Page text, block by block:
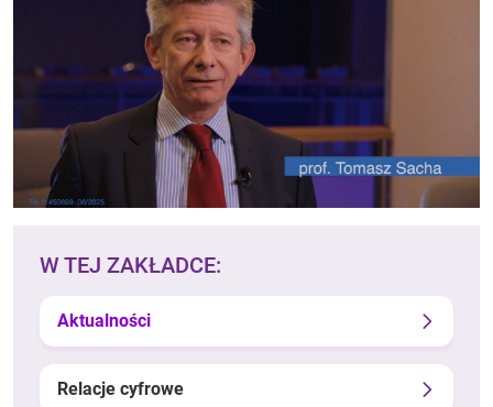
W TEJ ZAKŁADCE:
Aktualności
Relacje cyfrowe